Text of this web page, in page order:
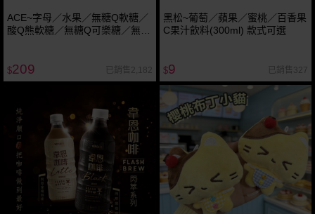
ACE~字母／水果／無糖Q軟糖／
酸Q熊軟糖／無糖Q可樂糖／無糖
$209 已銷售2,182
黑松~葡萄／蘋果／蜜桃／百香果
C果汁飲料(300ml) 款式可選
$9 已銷售327